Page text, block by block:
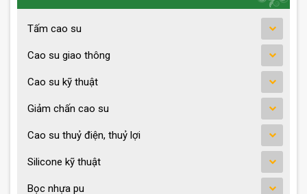
Tấm cao su
Cao su giao thông
Cao su kỹ thuật
Giảm chấn cao su
Cao su thuỷ điện, thuỷ lợi
Silicone kỹ thuật
Bọc nhựa pu